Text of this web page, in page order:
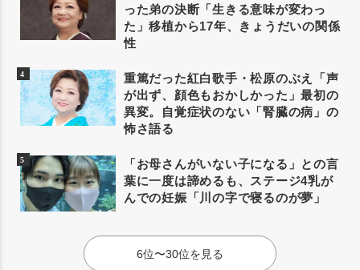
った弟の決断「生きる意味が変わっ
た」移植から17年、きょうだいの関係
性
重篤だった紅白歌手・松原のぶえ「声
が出ず、顔色もおかしかった」最初の
異変。自覚症状のない「腎臓の病」の
怖さ語る
「お母さんがいない子になる」との言
葉に一度は諦めるも、ステージ4乳が
んでの妊娠「川の字で寝るのが夢」
6位〜30位を見る